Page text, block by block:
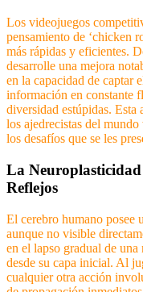
Los videojuegos
pensamiento de ‘chicken
más rápidas y eficientes.
desarrolle una mejora
en la capacidad de captar
información en constante
diversidad estúpidas. Esta
los ajedrecistas del
los desafíos que se les
La
Reflejos
El cerebro humano posee
aunque no visible
en el lapso gradual de una
desde su capa inicial. Al
cualquier otra acción